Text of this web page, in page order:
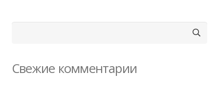
Свежие комментарии